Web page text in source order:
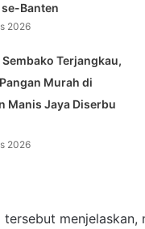
Banten
2026
Terjangkau,
Murah di
Manis Jaya Diserbu
2026
tersebut